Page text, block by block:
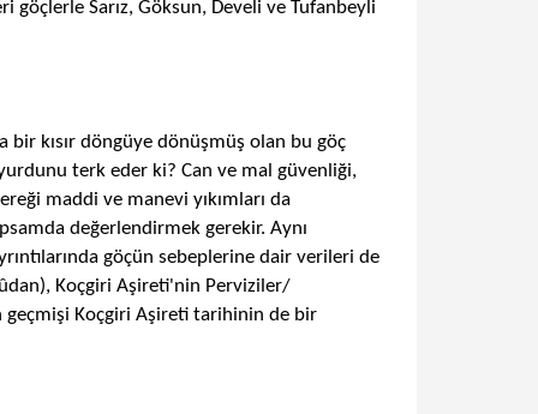
Sarız, Göksun, Develi ve Tufanbeyli
kısır döngüye dönüşmüş olan bu göç
terk eder ki? Can ve mal güvenliği,
maddi ve manevi yıkımları da
değerlendirmek gerekir. Aynı
göçün sebeplerine dair verileri de
Koçgiri Aşireti'nin Perviziler/
Koçgiri Aşireti tarihinin de bir